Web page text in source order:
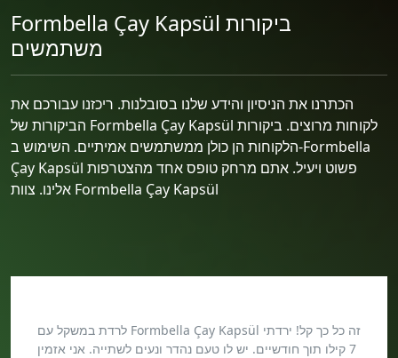
Formbella Çay Kapsül ביקורות
משתמשים
הכתרנו את הניסיון והידע שלנו בסובלנות. ריכזנו עבורכם את
הביקורות של Formbella Çay Kapsül לקוחות מרוצים. ביקורות
הלקוחות הן כולן ממשתמשים אמיתיים. השימוש ב-Formbella
Çay Kapsül פשוט ויעיל. אתם מרחק טופס אחד מהצטרפות
אלינו. צוות Formbella Çay Kapsül
7 קילו
השתמשתי ב-Formbella Çay Kapsül במשך חודשיים וירדתי